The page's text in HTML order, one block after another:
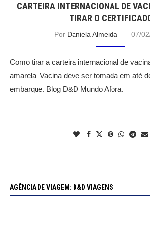
CARTEIRA INTERNACIONAL DE
TIRAR O
Por Daniela Almeida 07/
Como tirar a carteira internacional de
amarela. Vacina deve ser tomada em até
embarque. Blog D&D Mundo Afora.
AGÊNCIA DE VIAGEM: D&D VIAGENS